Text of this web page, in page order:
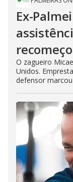
Ex-
O zagueiro
Unidos.
defensor marcou